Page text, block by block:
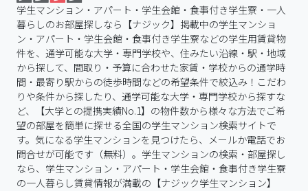
学生マンション・アパート・学生会館・食事付き学生寮・一人
暮らしのお部屋探しなら【ナジック】掲載中の学生マンショ
ン・アパート・学生会館・食事付き学生寮などの学生用賃貸物
件を、通学可能な大学・専門学校や、住みたい沿線・駅・地域
から探して、間取り・予算に合わせた家賃・学校からの通学時
間・最寄り駅からの徒歩時間などの希望条件で絞込み！こだわ
りや条件から探したり、通学可能な大学・専門学校から探すな
ど、【大学との提携実績No.1】の物件数から様々な方法でご希
望の部屋を簡単に探せる全国の学生マンション検索サイトで
す。気になる学生マンションを見つけたら、メールか電話でお
問合せが可能です（無料）。学生マンションの検索・部屋探し
なら、学生マンション・アパート・学生会館・食事付き学生寮
の一人暮らし賃貸情報が満載の【ナジック学生マンション】